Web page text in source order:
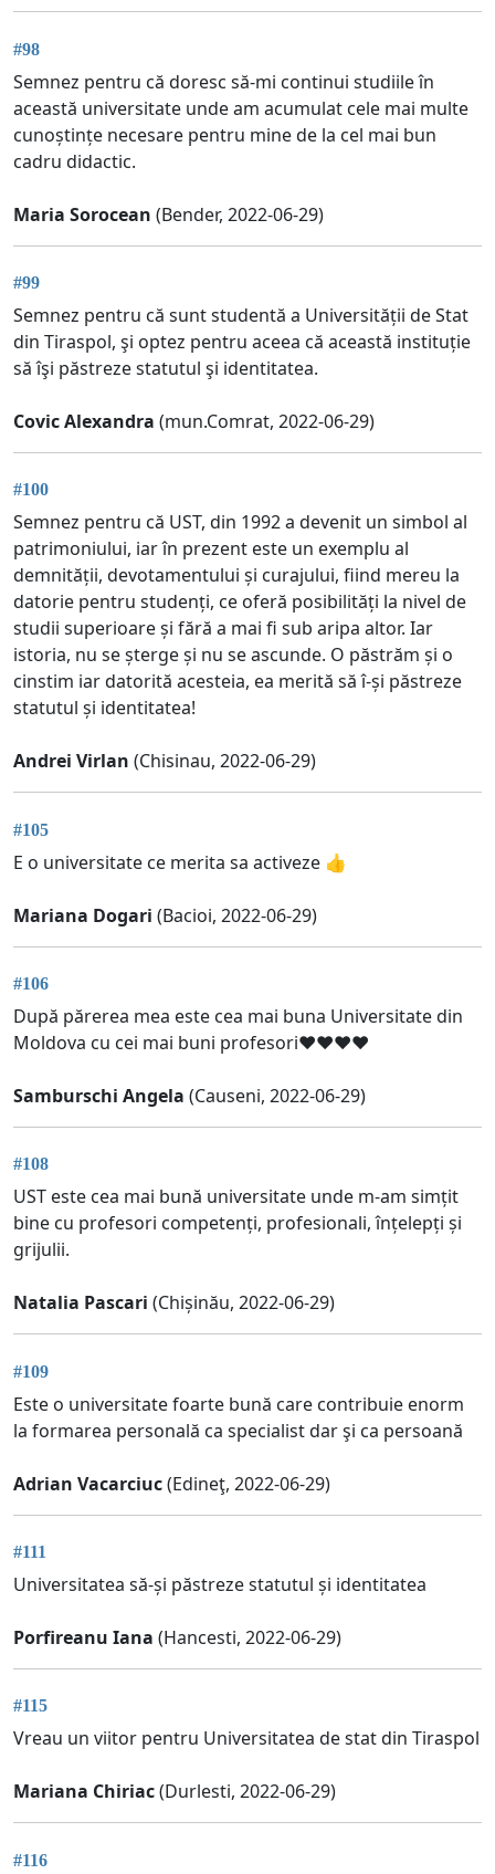
#98
Semnez pentru că doresc să-mi continui studiile în
această universitate unde am acumulat cele mai multe
cunoștințe necesare pentru mine de la cel mai bun
cadru didactic.
Maria Sorocean (Bender, 2022-06-29)
#99
Semnez pentru că sunt studentă a Universității de Stat
din Tiraspol, şi optez pentru aceea că această instituție
să îşi păstreze statutul şi identitatea.
Covic Alexandra (mun.Comrat, 2022-06-29)
#100
Semnez pentru că UST, din 1992 a devenit un simbol al
patrimoniului, iar în prezent este un exemplu al
demnității, devotamentului și curajului, fiind mereu la
datorie pentru studenți, ce oferă posibilități la nivel de
studii superioare și fără a mai fi sub aripa altor. Iar
istoria, nu se șterge și nu se ascunde. O păstrăm și o
cinstim iar datorită acesteia, ea merită să î-și păstreze
statutul și identitatea!
Andrei Virlan (Chisinau, 2022-06-29)
#105
E o universitate ce merita sa activeze 👍
Mariana Dogari (Bacioi, 2022-06-29)
#106
După părerea mea este cea mai buna Universitate din
Moldova cu cei mai buni profesori❤️❤️❤️❤️
Samburschi Angela (Causeni, 2022-06-29)
#108
UST este cea mai bună universitate unde m-am simțit
bine cu profesori competenți, profesionali, înțelepți și
grijulii.
Natalia Pascari (Chișinău, 2022-06-29)
#109
Este o universitate foarte bună care contribuie enorm
la formarea personală ca specialist dar şi ca persoană
Adrian Vacarciuc(Edineţ, 2022-06-29)
#111
Universitatea să-și păstreze statutul și identitatea
Porfireanu Iana (Hancesti, 2022-06-29)
#115
Vreau un viitor pentru Universitatea de stat din Tiraspol
Mariana Chiriac(Durlesti, 2022-06-29)
#116